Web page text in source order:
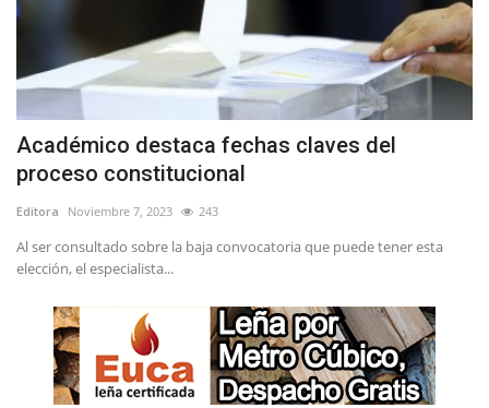
Académico destaca fechas claves del
proceso constitucional
Editora Noviembre 7, 2023 243
Al ser consultado sobre la baja convocatoria que puede tener esta
elección, el especialista...